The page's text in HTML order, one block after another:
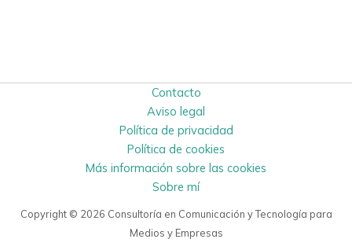
Contacto
Aviso legal
Política de privacidad
Política de cookies
Más información sobre las cookies
Sobre mí
Copyright © 2026 Consultoría en Comunicación y Tecnología para
Medios y Empresas